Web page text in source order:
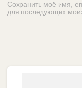
Сохранить моё имя,
для последующих